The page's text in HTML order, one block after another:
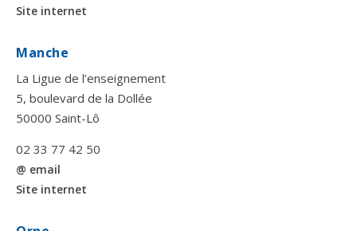
Site internet
Manche
La Ligue de l’enseignement
5, boulevard de la Dollée
50000 Saint-Lô
02 33 77 42 50
@ email
Site internet